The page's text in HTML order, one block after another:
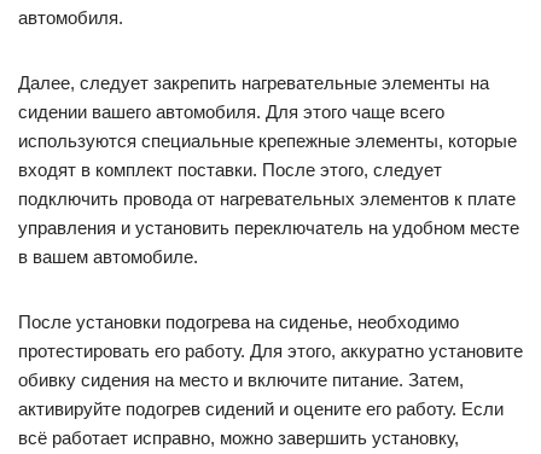
автомобиля.
Далее, следует закрепить нагревательные элементы на
сидении вашего автомобиля. Для этого чаще всего
используются специальные крепежные элементы, которые
входят в комплект поставки. После этого, следует
подключить провода от нагревательных элементов к плате
управления и установить переключатель на удобном месте
в вашем автомобиле.
После установки подогрева на сиденье, необходимо
протестировать его работу. Для этого, аккуратно установите
обивку сидения на место и включите питание. Затем,
активируйте подогрев сидений и оцените его работу. Если
всё работает исправно, можно завершить установку,